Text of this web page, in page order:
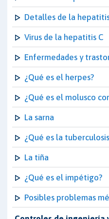
Detalles de la
Virus de la hepatitis C
Enfermedades y
¿Qué es el herpes?
¿Qué es el molusco
La sarna
¿Qué es la
La tiña
¿Qué es el impétigo?
Posibles problemas